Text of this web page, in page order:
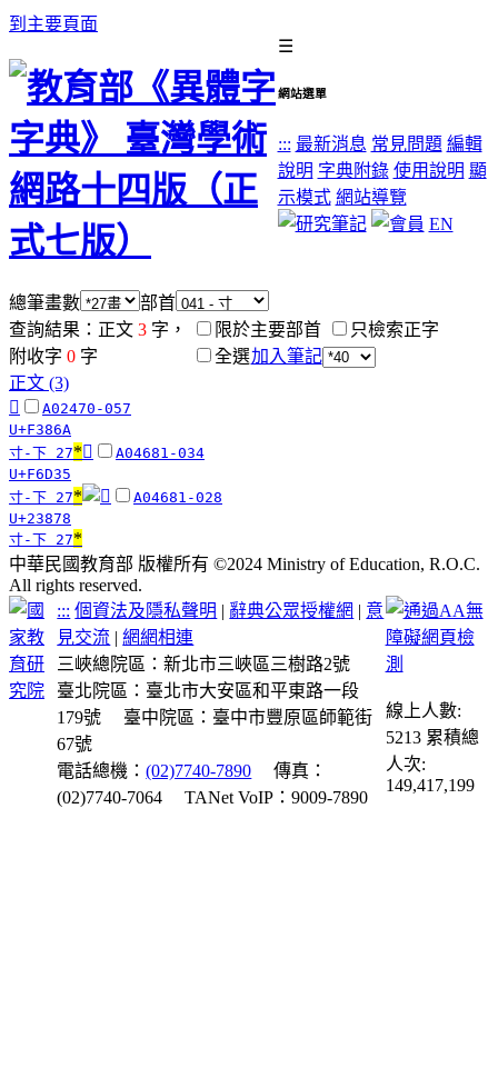
到主要頁面
☰
網站選單
::: 最新消息 常見問題 編輯
說明 字典附錄 使用說明 顯
示模式 網站導覽
EN
總筆畫數
部首
查詢結果：正文 3 字，
附收字 0 字
限於主要部首
只檢索正字
全選加入筆記
正文 (3)
󳡪
A02470-057
U+F386A
寸-下 27*󶴵
A04681-034
U+F6D35
寸-下 27*
A04681-028
U+23878
寸-下 27*
中華民國教育部 版權所有 ©2024 Ministry of Education, R.O.C.
All rights reserved.
::: 個資法及隱私聲明 | 辭典公眾授權網 | 意
見交流 |網網相連
三峽總院區：新北市三峽區三樹路2號
臺北院區：臺北市大安區和平東路一段
179號
臺中院區：臺中市豐原區師範街
67號
電話總機：(02)7740-7890
傳真：
(02)7740-7064
TANet VoIP：9009-7890
線上人數:
5213 累積總
人次:
149,417,199